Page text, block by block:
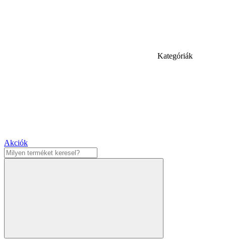
Kategóriák
Akciók